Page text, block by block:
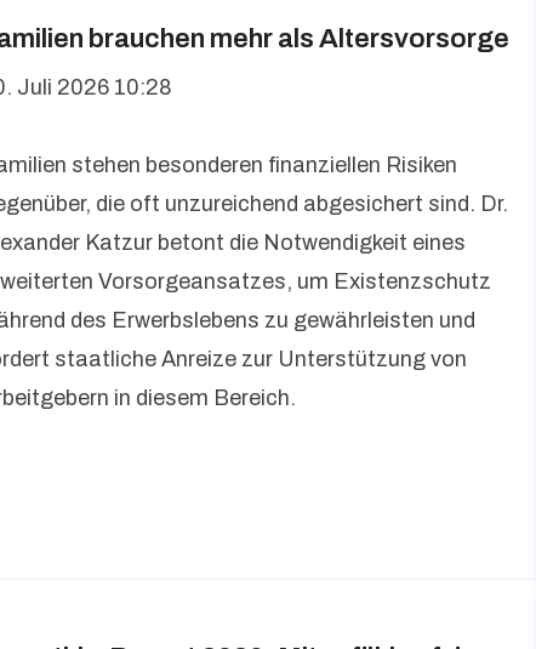
brauchen mehr als Altersvorsorge
Juli 2026 10:28
stehen besonderen finanziellen Risiken
die oft unzureichend abgesichert sind. Dr.
Katzur betont die Notwendigkeit eines
Vorsorgeansatzes, um Existenzschutz
des Erwerbslebens zu gewährleisten und
staatliche Anreize zur Unterstützung von
in diesem Bereich.